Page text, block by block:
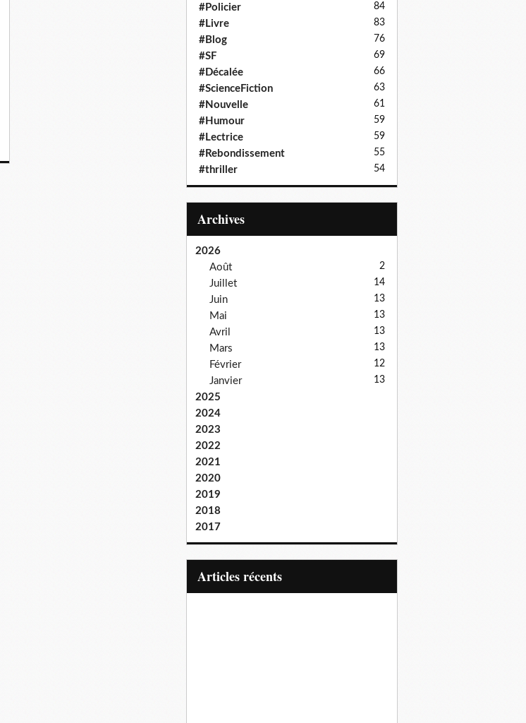
#Policier 84
#Livre 83
#Blog 76
#SF 69
#Décalée 66
#ScienceFiction 63
#Nouvelle 61
#Humour 59
#Lectrice 59
#Rebondissement 55
#thriller 54
Archives
2026
Août
2
Juillet 14
Juin 13
Mai 13
Avril 13
Mars 13
Février 12
Janvier 13
2025
2024
2023
2022
2021
2020
2019
2018
2017
articles récents